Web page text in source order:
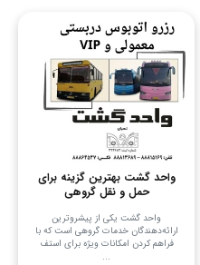
واحد گشت بهترین گزینه برای
حمل و نقل گروهی
واحد گشت یکی از پیشروترین
ارائه‌دهندگان خدمات گروهی است که با
فراهم کردن امکانات ویژه برای استف
...